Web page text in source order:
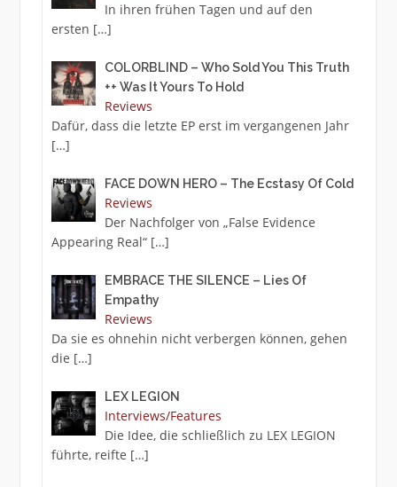
In ihren frühen Tagen und auf den
ersten […]
COLORBLIND – Who Sold You This Truth
++ Was It Yours To Hold
Reviews
Dafür, dass die letzte EP erst im vergangenen Jahr
[…]
FACE DOWN HERO – The Ecstasy Of Cold
Reviews
Der Nachfolger von „False Evidence
Appearing Real“ […]
EMBRACE THE SILENCE – Lies Of
Empathy
Reviews
Da sie es ohnehin nicht verbergen können, gehen
die […]
LEX LEGION
Interviews/Features
Die Idee, die schließlich zu LEX LEGION
führte, reifte […]